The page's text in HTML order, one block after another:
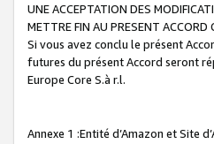
UNE ACCEPTATION DES
METTRE FIN AU PRESENT ACCORD
Si vous avez conclu le présent
futures du présent Accord seront
Europe Core S.à r.l.
Annexe 1 :Entité d’Amazon et Site